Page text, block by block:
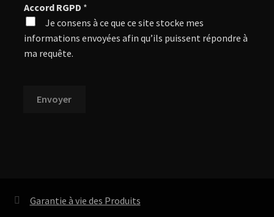
c
h
e
r
Accord RGPD *
Je consens à ce que ce site stocke mes
informations envoyées afin qu’ils puissent répondre à
ma requête.
Envoyer
Garantie à vie des Produits